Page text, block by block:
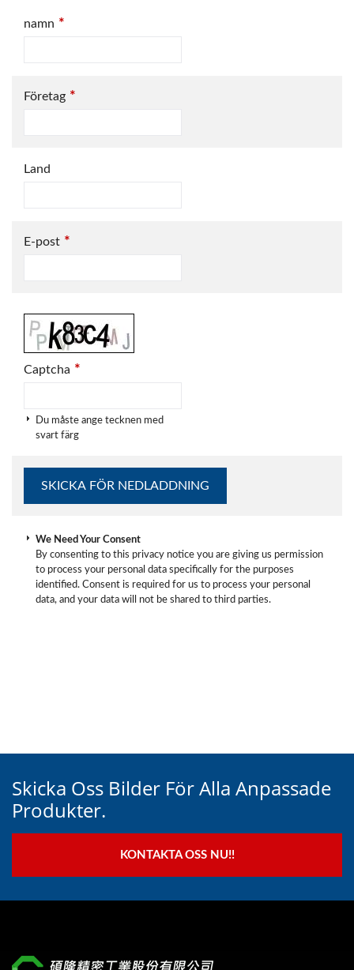
namn *
Företag *
Land
E-post *
Captcha *
Du måste ange tecknen med
svart färg
We Need Your Consent
By consenting to this privacy notice you are giving us permission
to process your personal data specifically for the purposes
identified. Consent is required for us to process your personal
data, and your data will not be shared to third parties.
Skicka Oss Bilder För Alla Anpassade
Produkter.
KONTAKTA OSS NU!!